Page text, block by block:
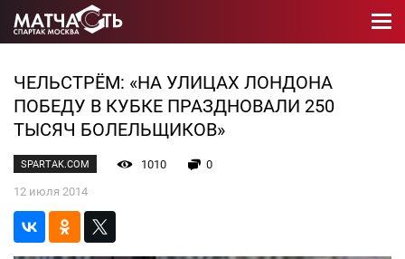
ЧЕЛЬСТРЁМ: «НА УЛИЦАХ ЛОНДОНА
ПОБЕДУ В КУБКЕ ПРАЗДНОВАЛИ 250
ТЫСЯЧ БОЛЕЛЬЩИКОВ»
SPARTAK.COM 1010
0
12 июля 2014